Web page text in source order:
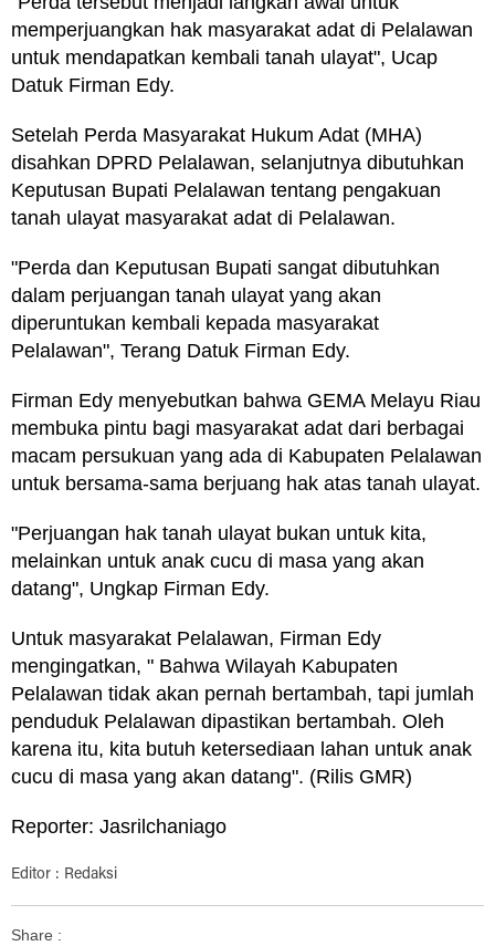
memperjuangkan hak masyarakat adat di Pelalawan
untuk mendapatkan kembali tanah ulayat", Ucap
Datuk Firman Edy.
Setelah Perda Masyarakat Hukum Adat (MHA)
disahkan DPRD Pelalawan, selanjutnya dibutuhkan
Keputusan Bupati Pelalawan tentang pengakuan
tanah ulayat masyarakat adat di Pelalawan.
"Perda dan Keputusan Bupati sangat dibutuhkan
dalam perjuangan tanah ulayat yang akan
diperuntukan kembali kepada masyarakat
Pelalawan", Terang Datuk Firman Edy.
Firman Edy menyebutkan bahwa GEMA Melayu Riau
membuka pintu bagi masyarakat adat dari berbagai
macam persukuan yang ada di Kabupaten Pelalawan
untuk bersama-sama berjuang hak atas tanah ulayat.
"Perjuangan hak tanah ulayat bukan untuk kita,
melainkan untuk anak cucu di masa yang akan
datang", Ungkap Firman Edy.
Untuk masyarakat Pelalawan, Firman Edy
mengingatkan, " Bahwa Wilayah Kabupaten
Pelalawan tidak akan pernah bertambah, tapi jumlah
penduduk Pelalawan dipastikan bertambah. Oleh
karena itu, kita butuh ketersediaan lahan untuk anak
cucu di masa yang akan datang". (Rilis GMR)
Reporter: Jasrilchaniago
Editor : Redaksi
Share :